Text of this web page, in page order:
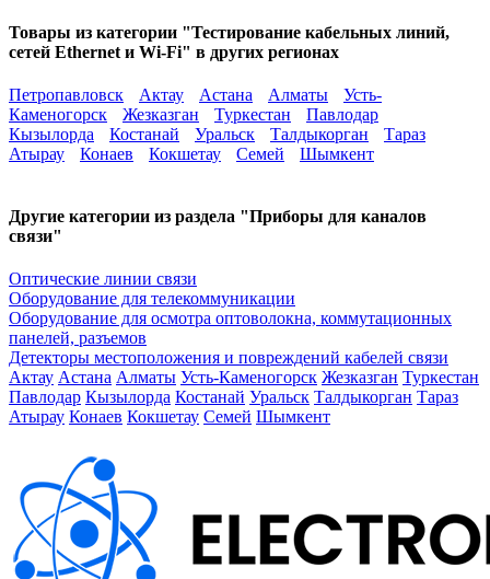
Товары из категории "Тестирование кабельных линий,
сетей Ethernet и Wi-Fi" в других регионах
Петропавловск Актау Астана Алматы
Усть-
Каменогорск
Жезказган Туркестан
Павлодар
Кызылорда
Костанай Уральск Талдыкорган
Тараз
Атырау
Конаев Кокшетау Семей Шымкент
Другие категории из раздела "Приборы для каналов
связи"
Оптические линии связи
Оборудование для телекоммуникации
Оборудование для осмотра оптоволокна, коммутационных
панелей, разъемов
Детекторы местоположения и повреждений кабелей связи
Актау Астана Алматы Усть-Каменогорск Жезказган Туркестан
Павлодар Кызылорда Костанай Уральск Талдыкорган Тараз
Атырау Конаев Кокшетау Семей Шымкент